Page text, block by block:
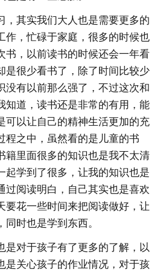
，其实我们大人也是需要更多的
作，忙碌于家庭，很多的时候也
书，以前读书的时候还会一年看
是很少看书了，除了时间比较少
没有以前那么强了，不过这次和
知道，读书还是非常的有用，能
可以让自己的精神生活更加的充
程之中，虽然看的是儿童的书
籍里面很多的知识也是我不太清
起学到了很多，让我的知识也是
过阅读明白，自己其实也是喜欢
要花一些时间来把阅读做好，让
时也是学到东西。
是对于孩子有了更多的了解，以
是关心孩子的作业情况，对于孩